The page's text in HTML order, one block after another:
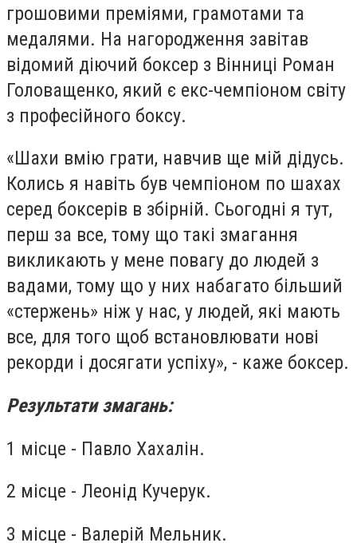
грошовими преміями, грамотами та
медалями. На нагородження завітав
відомий діючий боксер з Вінниці Роман
Головащенко, який є екс-чемпіоном світу
з професійного боксу.
«Шахи вмію грати, навчив ще мій дідусь.
Колись я навіть був чемпіоном по шахах
серед боксерів в збірній. Сьогодні я тут,
перш за все, тому що такі змагання
викликають у мене повагу до людей з
вадами, тому що у них набагато більший
«стержень» ніж у нас, у людей, які мають
все, для того щоб встановлювати нові
рекорди і досягати успіху», - каже боксер.
Результати змагань:
1 місце - Павло Хахалін.
2 місце - Леонід Кучерук.
3 місце - Валерій Мельник.